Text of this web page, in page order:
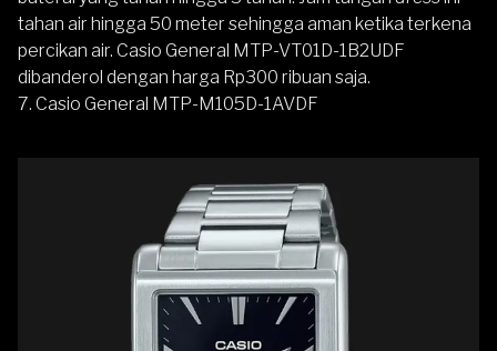
tahan air hingga 50 meter sehingga aman ketika terkena
percikan air. Casio General MTP-VT01D-1B2UDF
dibanderol dengan harga Rp300 ribuan saja.
7. Casio General MTP-M105D-1AVDF